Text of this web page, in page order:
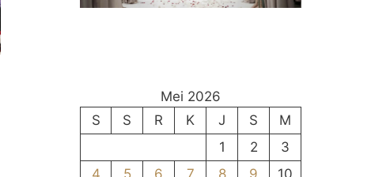
Mei 2026
S
S R K J S
M
1
2
3
4
5 6 7 8 9
10